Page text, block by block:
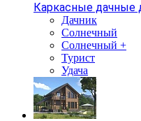
Каркасные дачные
Дачник
Солнечный
Солнечный +
Турист
Удача